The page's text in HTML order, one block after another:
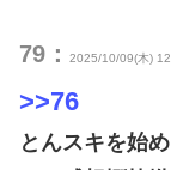
79： 2025/10/09(木)
>>76
とんスキを始